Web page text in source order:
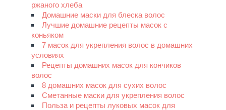
ржаного хлеба
Домашние маски для блеска волос
Лучшие домашние рецепты масок с
коньяком
7 масок для укрепления волос в домашних
условиях
Рецепты домашних масок для кончиков
волос
8 домашних масок для сухих волос
Сметанные маски для укрепления волос
Польза и рецепты луковых масок для